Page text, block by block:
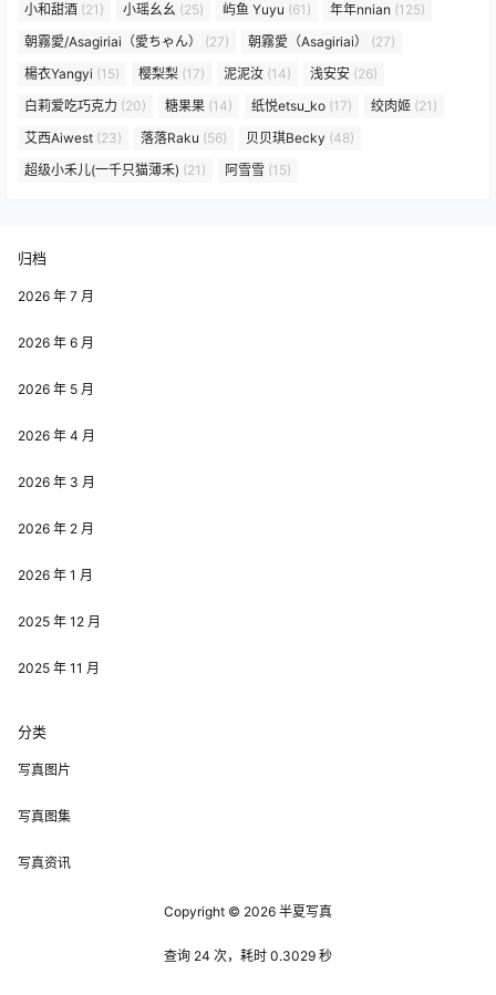
小和甜酒 (21) 小瑶幺幺 (25) 屿鱼 Yuyu (61) 年年nnian (125)
朝霧愛/Asagiriai（愛ちゃん）
(27) 朝霧愛（Asagiriai）
(27)
楊衣Yangyi (15) 樱梨梨 (17) 泥泥汝 (14) 浅安安 (26)
白莉爱吃巧克力 (20) 糖果果 (14) 纸悦etsu_ko (17) 绞肉姬 (21)
艾西Aiwest (23) 落落Raku (56) 贝贝琪Becky (48)
超级小禾儿(一千只猫薄禾) (21) 阿雪雪 (15)
归档
2026 年 7 月
2026 年 6 月
2026 年 5 月
2026 年 4 月
2026 年 3 月
2026 年 2 月
2026 年 1 月
2025 年 12 月
2025 年 11 月
分类
写真图片
写真图集
写真资讯
Copyright © 2026 半夏写真
查询 24 次，耗时 0.3029 秒